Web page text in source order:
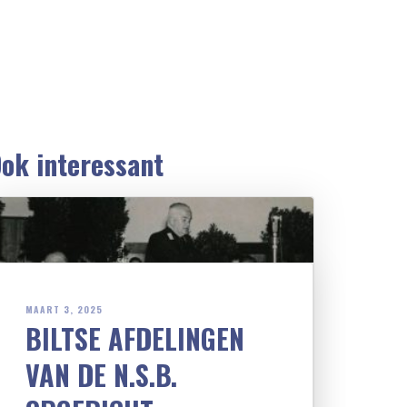
interessant
MAART 3, 2025
BILTSE AFDELINGEN
VAN DE N.S.B.